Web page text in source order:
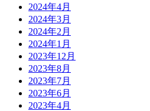
2024年4月
2024年3月
2024年2月
2024年1月
2023年12月
2023年8月
2023年7月
2023年6月
2023年4月